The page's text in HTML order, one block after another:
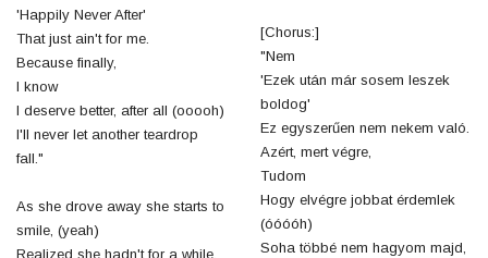
'Happily Never After'
That just ain't for me.
Because finally,
I know
I deserve better, after all (ooooh)
I'll never let another teardrop
fall."
As she drove away she starts to
smile, (yeah)
Realized she hadn't for a while.
[Chorus:]
"Nem
'Ezek után már sosem leszek
boldog'
Ez egyszerűen nem nekem való.
Azért, mert végre,
Tudom
Hogy elvégre jobbat érdemlek
(óóóóh)
Soha többé nem hagyom majd,